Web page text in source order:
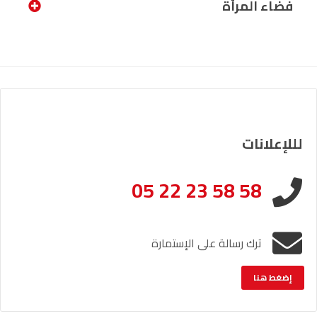
فضاء المرأة
لللإعلانات
05 22 23 58 58
ترك رسالة على الإستمارة
إضغط هنا